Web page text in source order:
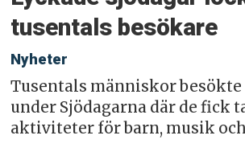
tusentals besökare
Nyheter
Tusentals människor
under Sjödagarna där de fick
aktiviteter för barn, musik